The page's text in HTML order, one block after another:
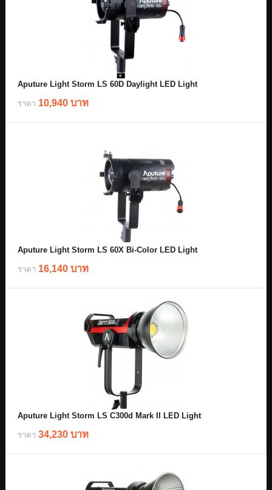
Aputure Light Storm LS 60D Daylight LED Light
ราคา 10,940 บาท
Aputure Light Storm LS 60X Bi-Color LED Light
ราคา 16,140 บาท
Aputure Light Storm LS C300d Mark II LED Light
ราคา 34,230 บาท